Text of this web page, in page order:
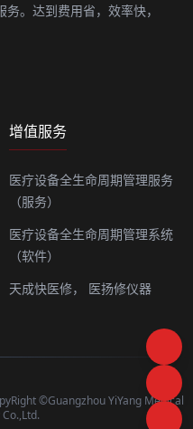
。达到费用省，效率快，
增值服务
医疗设备全生命周期管理服务
（服务）
医疗设备全生命周期管理系统
（软件）
天成快医修，
医扬修仪器
©Guangzhou YiYang Medical